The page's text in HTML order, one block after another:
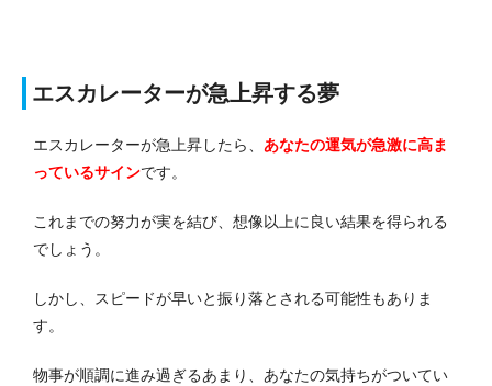
エスカレーターが急上昇する夢
エスカレーターが急上昇したら、 あなたの運気が急激に高ま
っているサインです。
これまでの努力が実を結び、想像以上に良い結果を得られる
でしょう。
しかし、スピードが早いと振り落とされる可能性もありま
す。
物事が順調に進み過ぎるあまり、あなたの気持ちがついてい